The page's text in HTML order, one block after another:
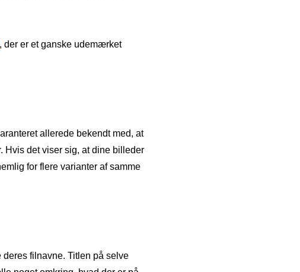
, der er et ganske udemærket
allerede bekendt med, at
det viser sig, at dine billeder
for flere varianter af samme
filnavne. Titlen på selve